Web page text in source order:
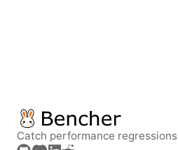
Catch performance